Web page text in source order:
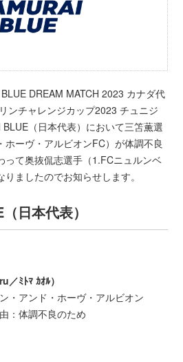
DREAM MATCH 2023 カナダ代
ンチャレンジカップ2023チュニジ
BLUE （日本代表）において三笘薫選
ホーヴ・アルビオンFC）が体調不良
って奥抜侃志選手（1.FCニュルンベ
ましたのでお知らせします。
日本代表）
ﾐﾄﾏ ｶｵﾙ）
アンド・ホーヴ・アルビオン
：体調不良のため